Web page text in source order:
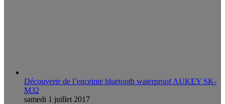
Découverte de l’enceinte bluetooth waterproof AUKEY SK-
M32
samedi 1 juillet 2017